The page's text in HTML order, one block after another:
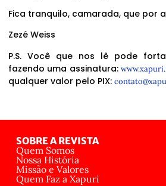
Fica tranquilo, camarada, que por
Zezé Weiss
P.S. Você que nos lê pode
fazendo uma assinatura:
qualquer valor pelo PIX:
SOBRE A REVISTA
Quem Somos
Nossa História
Missão e Valores
Quem Faz a Xapuri